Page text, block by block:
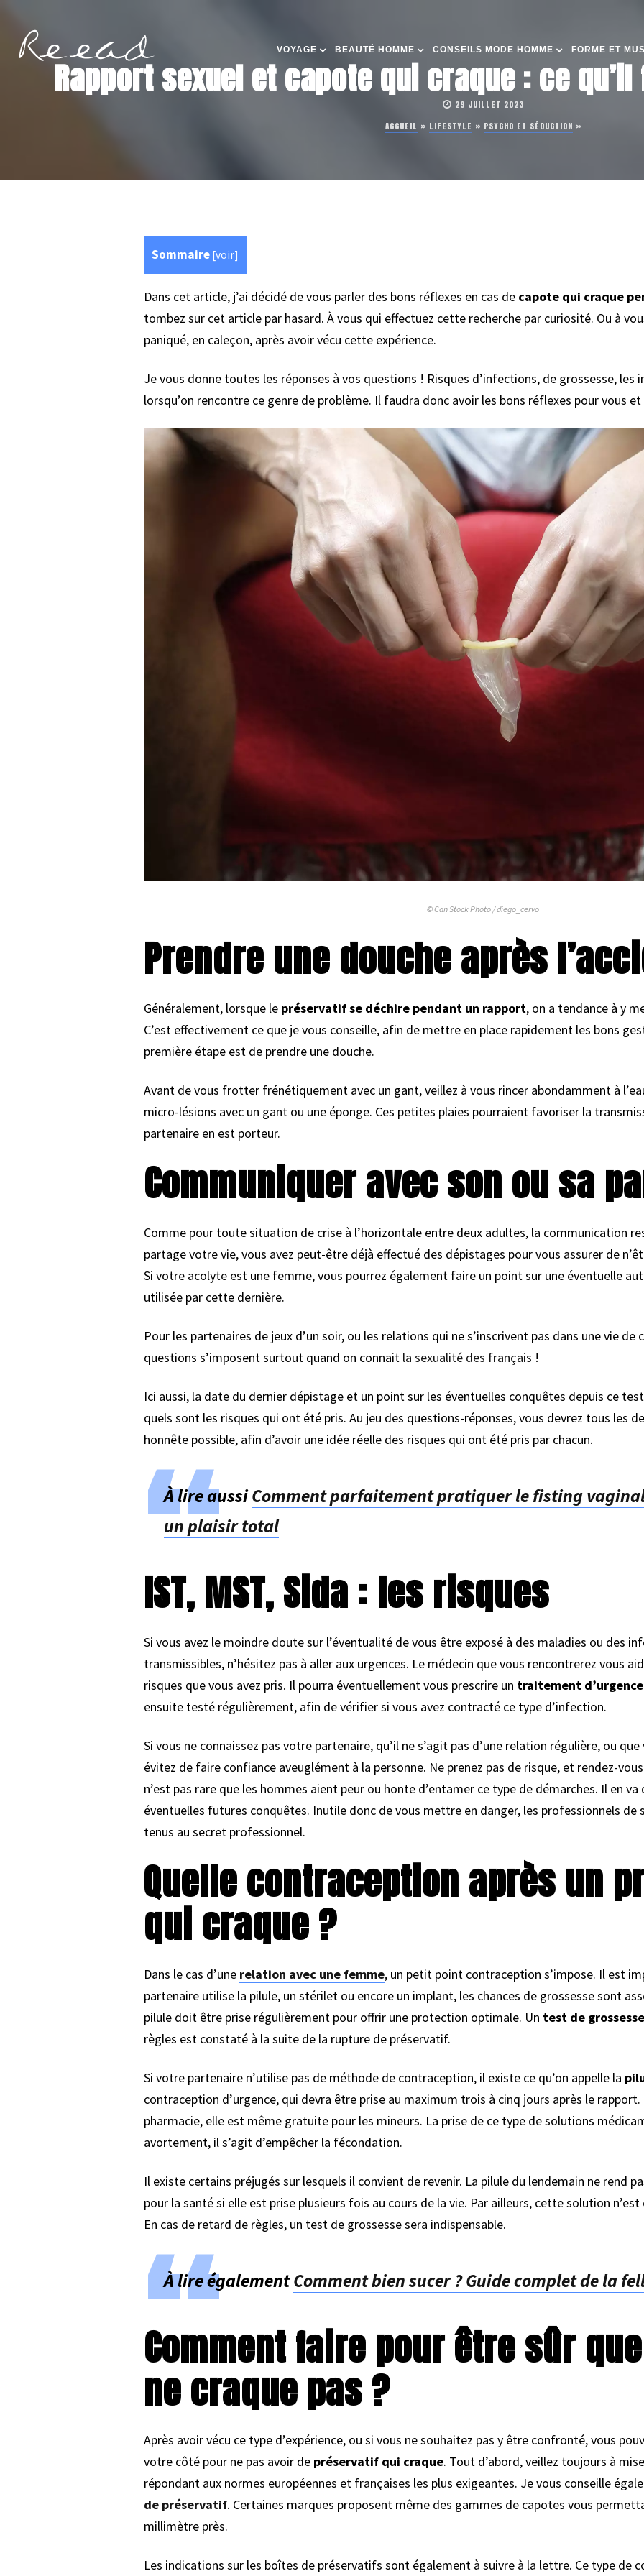
VOYAGE BEAUTÉ HOMME CONSEILS MODE HOMME FORME ET
Rapport sexuel et capote qui craque : ce
29 JUILLET 2023
ACCUEIL » LIFESTYLE » PSYCHO ET SÉDUCTION »
Sommaire [voir]
Dans cet article, j’ai décidé de vous parler des bons réflexes en cas decapote qui craque
tombez sur cet article par hasard. À vous qui effectuez cette recherche par curiosité. Ou à
paniqué, en caleçon, après avoir vécu cette expérience.
Je vous donne toutes les réponses à vos questions ! Risques d’infections, de grossesse,
lorsqu’on rencontre ce genre de problème. Il faudra donc avoir les bons réflexes pour vous
© Can Stock Photo / diego_cervo
Prendre une douche après
Généralement, lorsque le préservatif se déchire pendant un rapport, on a tendance à y
C’est effectivement ce que je vous conseille, afin de mettre en place rapidement les bons
première étape est de prendre une douche.
Avant de vous frotter frénétiquement avec un gant, veillez à vous rincer abondamment à
micro-lésions avec un gant ou une éponge. Ces petites plaies pourraient favoriser la
partenaire en est porteur.
Communiquer avec son ou sa
Comme pour toute situation de crise à l’horizontale entre deux adultes, la communication
partage votre vie, vous avez peut-être déjà effectué des dépistages pour vous assurer de
Si votre acolyte est une femme, vous pourrez également faire un point sur une éventuelle
utilisée par cette dernière.
Pour les partenaires de jeux d’un soir, ou les relations qui ne s’inscrivent pas dans une vie de
questions s’imposent surtout quand on connait la sexualité des français !
Ici aussi, la date du dernier dépistage et un point sur les éventuelles conquêtes depuis ce
quels sont les risques qui ont été pris. Au jeu des questions-réponses, vous devrez tous les
honnête possible, afin d’avoir une idée réelle des risques qui ont été pris par chacun.
À lire aussiComment parfaitement pratiquer le fisting
un plaisir total
IST, MST, Sida : les risques
Si vous avez le moindre doute sur l’éventualité de vous être exposé à des maladies ou des
transmissibles, n’hésitez pas à aller aux urgences. Le médecin que vous rencontrerez vous
risques que vous avez pris. Il pourra éventuellement vous prescrire un traitement
ensuite testé régulièrement, afin de vérifier si vous avez contracté ce type d’infection.
Si vous ne connaissez pas votre partenaire, qu’il ne s’agit pas d’une relation régulière, ou
évitez de faire confiance aveuglément à la personne. Ne prenez pas de risque, et rendez-
n’est pas rare que les hommes aient peur ou honte d’entamer ce type de démarches. Il en
éventuelles futures conquêtes. Inutile donc de vous mettre en danger, les professionnels de
tenus au secret professionnel.
Quelle contraception après un
qui craque ?
Dans le cas d’une relation avec une femme, un petit point contraception s’impose. Il est
partenaire utilise la pilule, un stérilet ou encore un implant, les chances de grossesse sont
pilule doit être prise régulièrement pour offrir une protection optimale. Un test de grossesse
règles est constaté à la suite de la rupture de préservatif.
Si votre partenaire n’utilise pas de méthode de contraception, il existe ce qu’on appelle la
contraception d’urgence, qui devra être prise au maximum trois à cinq jours après le
pharmacie, elle est même gratuite pour les mineurs. La prise de ce type de solutions
avortement, il s’agit d’empêcher la fécondation.
Il existe certains préjugés sur lesquels il convient de revenir. La pilule du lendemain ne rend
pour la santé si elle est prise plusieurs fois au cours de la vie. Par ailleurs, cette solution
En cas de retard de règles, un test de grossesse sera indispensable.
À lire égalementComment bien sucer ? Guide complet de la
Comment faire pour être sûr
ne craque pas ?
Après avoir vécu ce type d’expérience, ou si vous ne souhaitez pas y être confronté, vous
votre côté pour ne pas avoir de préservatif qui craque. Tout d’abord, veillez toujours à
répondant aux normes européennes et françaises les plus exigeantes. Je vous conseille
de préservatif. Certaines marques proposent même des gammes de capotes vous
millimètre près.
Les indications sur les boîtes de préservatifs sont également à suivre à la lettre. Ce type de